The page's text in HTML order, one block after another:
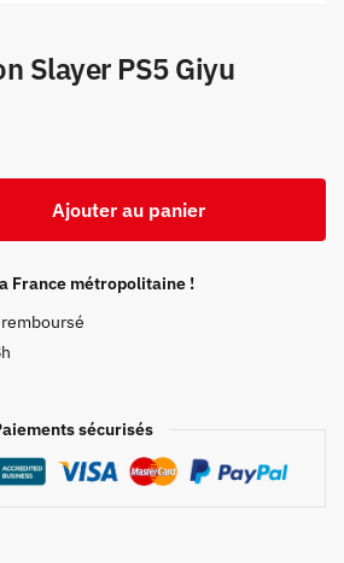
Slayer PS5 Giyu
Ajouter au panier
France métropolitaine !
sécurisés